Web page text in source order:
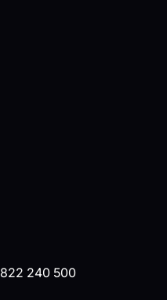
822 240 500